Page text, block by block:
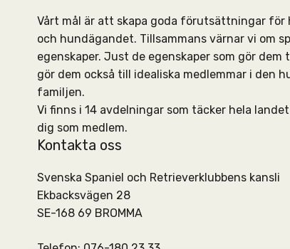
Vårt mål är att skapa goda förutsättningar för
och hundägandet. Tillsammans värnar vi om
egenskaper. Just de egenskaper som gör
gör dem också till idealiska medlemmar i den
familjen.
Vi finns i 14 avdelningar som täcker hela
dig som medlem.
Kontakta oss
Svenska Spaniel och Retrieverklubbens kansli
Ekbacksvägen 28
SE-168 69 BROMMA